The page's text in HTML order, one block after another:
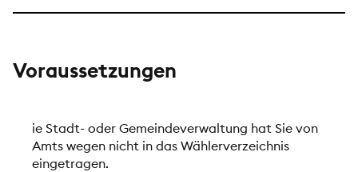
Voraussetzungen
ie Stadt- oder Gemeindeverwaltung hat Sie von
Amts wegen nicht in das Wählerverzeichnis
eingetragen.